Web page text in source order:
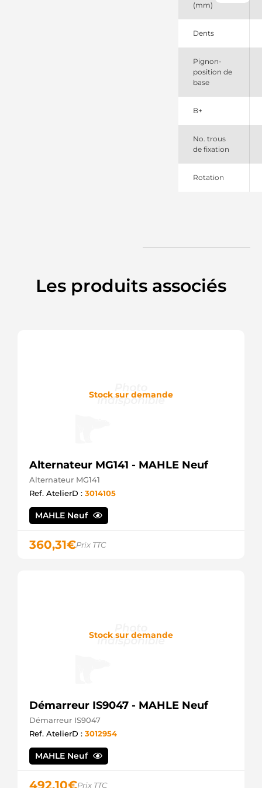
M0T21271SEL
+line
M0T21271ZC
Mitsubishi
(mm)
Dents
Pignon-
position de
base
B+
No. trous
de fixation
Rotation
Les produits associés
Stock sur demande
Alternateur MG141 - MAHLE Neuf
Alternateur MG141
Ref. AtelierD : 3014105
MAHLE Neuf
360,31€Prix TTC
Stock sur demande
Démarreur IS9047 - MAHLE Neuf
Démarreur IS9047
Ref. AtelierD : 3012954
MAHLE Neuf
Prix TTC